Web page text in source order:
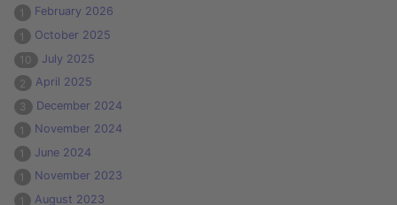
1
February 2026
1
October 2025
10
July 2025
2
April 2025
3
December 2024
1
November 2024
1
June 2024
1
November 2023
1
August 2023